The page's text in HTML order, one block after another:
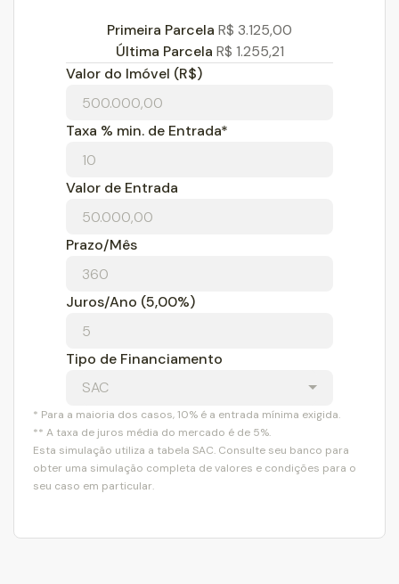
Primeira Parcela R$ 3.125,00
Última Parcela R$ 1.255,21
Valor do Imóvel (R$)
Taxa % min. de Entrada*
Valor de Entrada
Prazo/Mês
Juros/Ano (5,00%)
Tipo de Financiamento
SAC
* Para a maioria dos casos, 10% é a entrada mínima exigida.
** A taxa de juros média do mercado é de 5%.
Esta simulação utiliza a tabelaSAC. Consulte seu banco para
obter uma simulação completa de valores e condições para o
seu caso em particular.